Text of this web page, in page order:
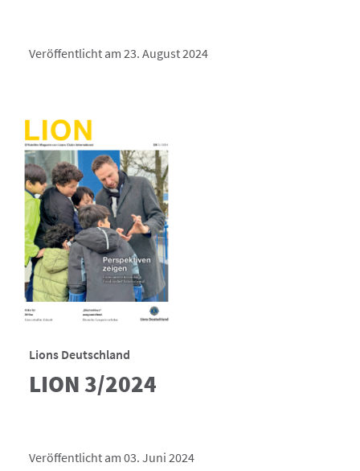
Veröffentlicht am 23. August 2024
Lions Deutschland
LION 3/2024
Veröffentlicht am 03. Juni 2024